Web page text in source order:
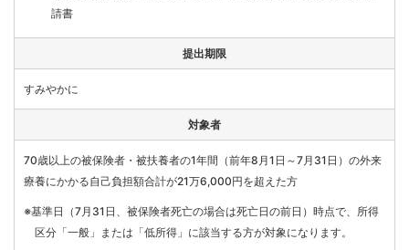
請書
提出期限
すみやかに
対象者
70歳以上の被保険者・被扶養者の1年間（前年8月1日～7月31日）の外来
療養にかかる自己負担額合計が21万6,000円を超えた方
※基準日（7月31日、被保険者死亡の場合は死亡日の前日）時点で、所得
区分「一般」または「低所得」に該当する方が対象になります。